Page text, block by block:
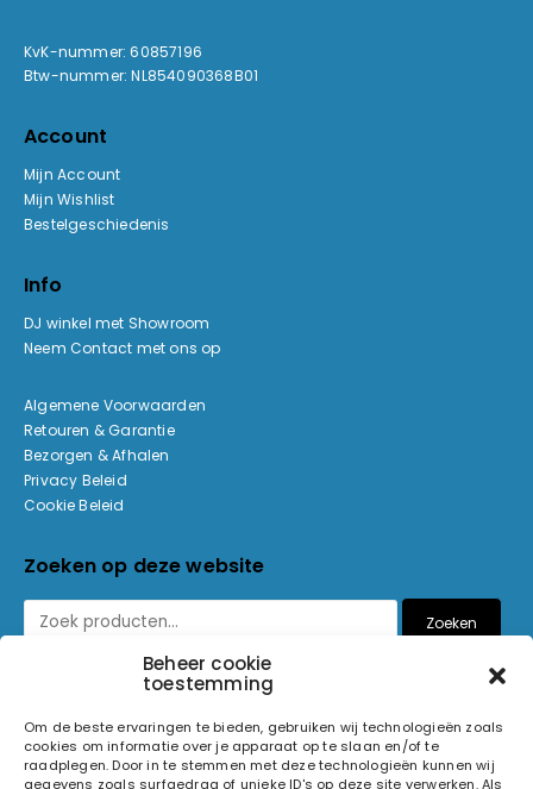
Beheer cookie
toestemming
Om de beste ervaringen te bieden, gebruiken wij technologieën zoals
cookies om informatie over je apparaat op te slaan en/of te
raadplegen. Door in te stemmen met deze technologieën kunnen wij
gegevens zoals surfgedrag of unieke ID's op deze site verwerken. Als
KvK-nummer: 60857196
Btw-nummer: NL854090368B01
Account
Mijn Account
Mijn Wishlist
Bestelgeschiedenis
Info
DJ winkel met Showroom
Neem Contact met ons op
Algemene Voorwaarden
Retouren & Garantie
Bezorgen & Afhalen
Privacy Beleid
Cookie Beleid
Zoeken op deze website
Zoeken